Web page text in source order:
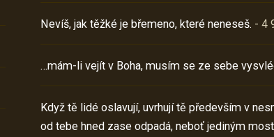
Nevíš, jak těžké je břemeno, které neneseš. - 4
…mám-li vejít v Boha, musím se ze sebe
Když tě lidé oslavují, uvrhují tě především v
od tebe hned zase odpadá, neboť jediným